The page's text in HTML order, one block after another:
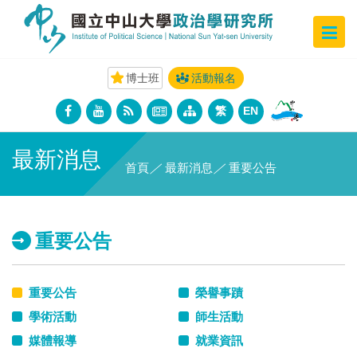
博士班 活動報名
繁 EN
最新消息 首頁 ／ 最新消息 ／ 重要公告
重要公告
重要公告
榮譽事蹟
學術活動
師生活動
媒體報導
就業資訊